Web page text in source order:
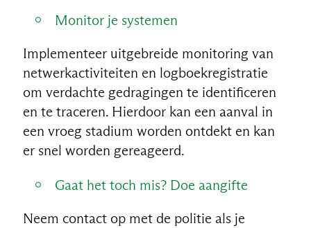
Monitor je systemen
Implementeer uitgebreide monitoring van
netwerkactiviteiten en logboekregistratie
om verdachte gedragingen te identificeren
en te traceren. Hierdoor kan een aanval in
een vroeg stadium worden ontdekt en kan
er snel worden gereageerd.
Gaat het toch mis? Doe aangifte
Neem contact op met de politie als je